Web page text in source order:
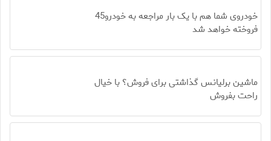
خودروی شما هم با یک بار مراجعه به خودرو45
فروخته خواهد شد
ماشین برلیانس گذاشتی برای فروش؟ با خیال
راحت بفروش